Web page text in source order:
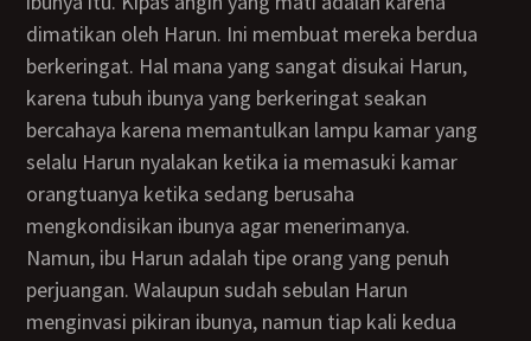
dimatikan oleh Harun. Ini membuat mereka berdua
berkeringat. Hal mana yang sangat disukai Harun,
karena tubuh ibunya yang berkeringat seakan
bercahaya karena memantulkan lampu kamar yang
selalu Harun nyalakan ketika ia memasuki kamar
orangtuanya ketika sedang berusaha
mengkondisikan ibunya agar menerimanya.
Namun, ibu Harun adalah tipe orang yang penuh
perjuangan. Walaupun sudah sebulan Harun
menginvasi pikiran ibunya, namun tiap kali kedua